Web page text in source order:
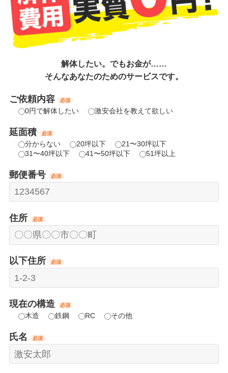
解体したい。でもお金が……
そんなあなたのためのサービスです。
ご依頼内容 必須
0円で解体したい 激安会社を教えて欲しい
延面積 必須
分からない 20坪以下
21〜30坪以下
31〜40坪以下
41〜50坪以下 51坪以上
郵便番号 必須
住所 必須
以下住所 必須
現在の構造 必須
木造 鉄鋼 RC その他
氏名 必須